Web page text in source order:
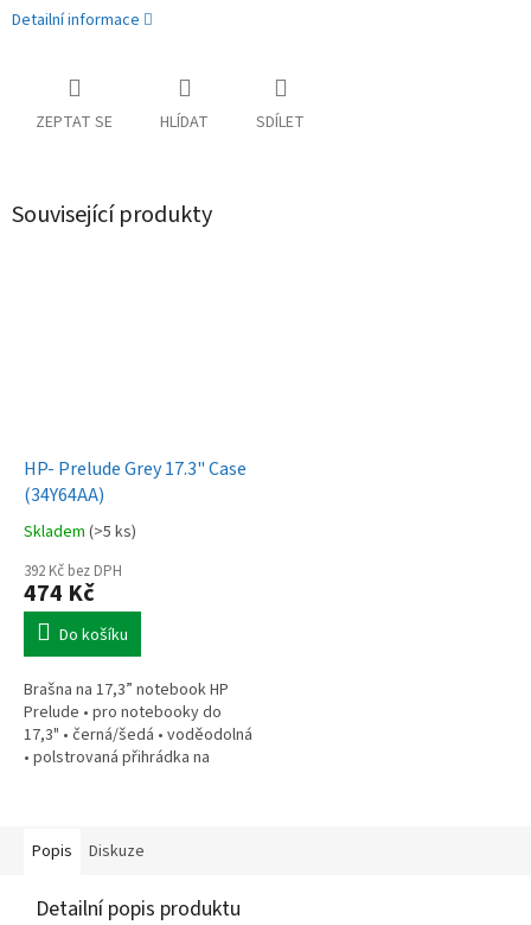
Detailní informace
ZEPTAT SE HLÍDAT SDÍLET
Související produkty
HP- Prelude Grey 17.3" Case
(34Y64AA)
Skladem (>5 ks)
392 Kč bez DPH
474 Kč
Do košíku
Brašna na 17,3” notebook HP
Prelude • pro notebooky do
17,3" • černá/šedá • voděodolná
• polstrovaná přihrádka na
Popis Diskuze
Detailní popis produktu